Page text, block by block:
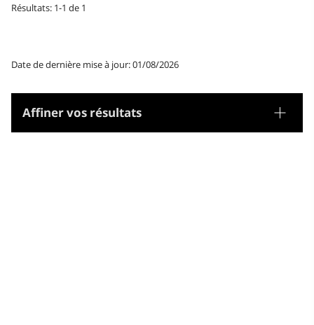
Affiner vos résultats
Tesaurus
Résultats: 1-1 de 1
Date de dernière mise à jour: 01/08/2026